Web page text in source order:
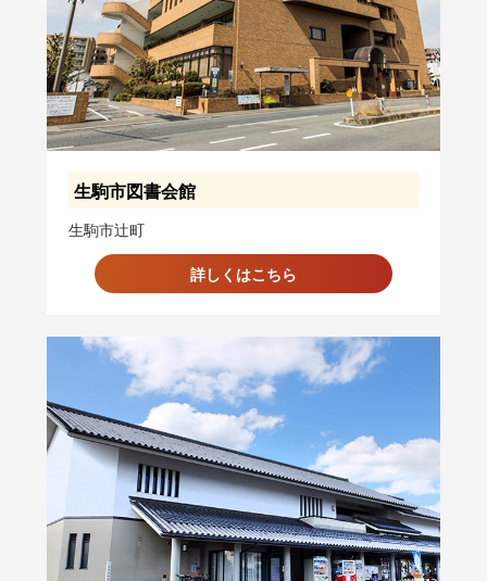
生駒市図書会館
生駒市辻町
詳しくはこちら